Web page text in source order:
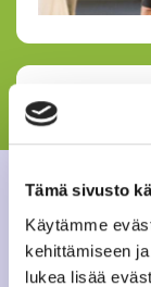
Tämä sivusto
Käytämme
kehittämiseen
lukea lisää
Tilaisuus on
Lisätietoja